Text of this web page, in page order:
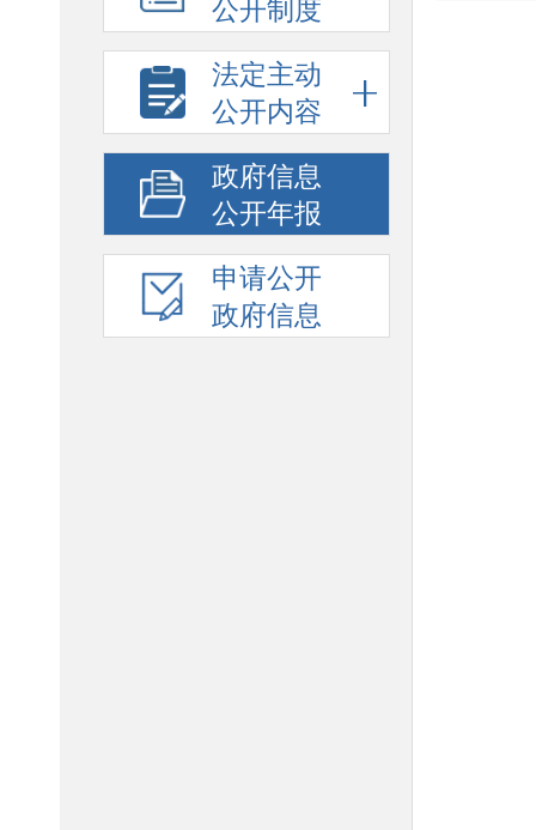
公开制度
法定主动
公开内容
政府信息
公开年报
申请公开
政府信息